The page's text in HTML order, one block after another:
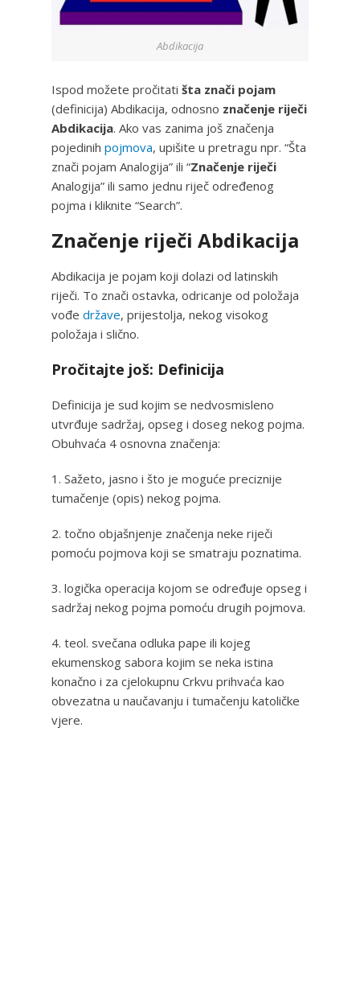
Abdikacija
Ispod možete pročitati šta znači pojam
(definicija) Abdikacija, odnosno značenje riječi
Abdikacija. Ako vas zanima još značenja
pojedinih pojmova, upišite u pretragu npr. “Šta
znači pojam Analogija” ili “Značenje riječi
Analogija” ili samo jednu riječ određenog
pojma i kliknite “Search”.
Značenje riječi Abdikacija
Abdikacija je pojam koji dolazi od latinskih
riječi. To znači ostavka, odricanje od položaja
vođe države, prijestolja, nekog visokog
položaja i slično.
Pročitajte još: Definicija
Definicija je sud kojim se nedvosmisleno
utvrđuje sadržaj, opseg i doseg nekog pojma.
Obuhvaća 4 osnovna značenja:
1. Sažeto, jasno i što je moguće preciznije
tumačenje (opis) nekog pojma.
2. točno objašnjenje značenja neke riječi
pomoću pojmova koji se smatraju poznatima.
3. logička operacija kojom se određuje opseg i
sadržaj nekog pojma pomoću drugih pojmova.
4. teol. svečana odluka pape ili kojeg
ekumenskog sabora kojim se neka istina
konačno i za cjelokupnu Crkvu prihvaća kao
obvezatna u naučavanju i tumačenju katoličke
vjere.